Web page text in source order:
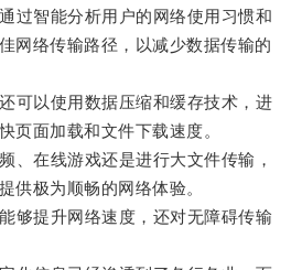
智能分析用户的网络使用习惯和
网络传输路径，以减少数据传输的
以使用数据压缩和缓存技术，进
页面加载和文件下载速度。
在线游戏还是进行大文件传输，
供极为顺畅的网络体验。
提升网络速度，还对无障碍传输